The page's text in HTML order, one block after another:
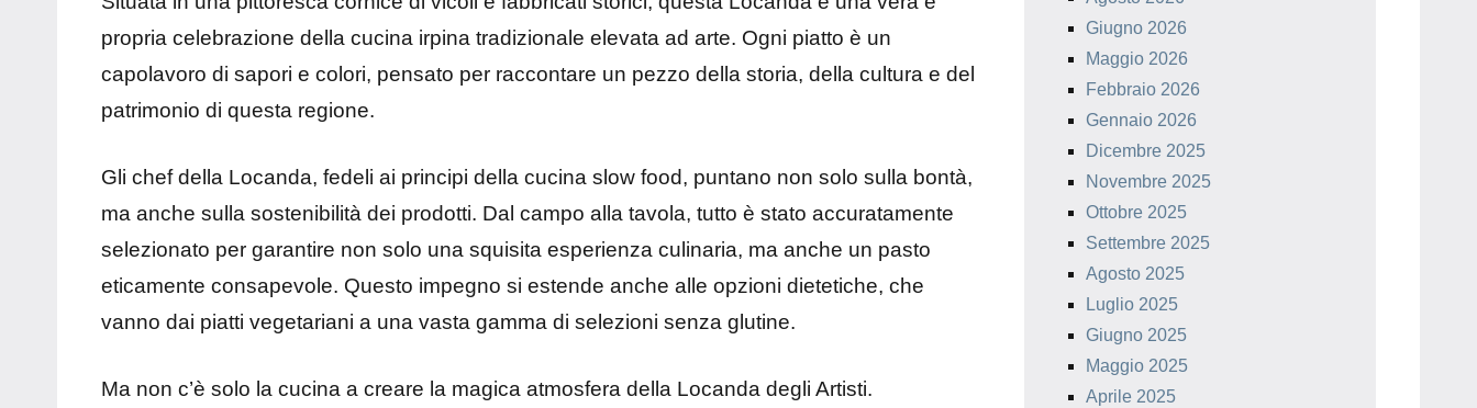
propria celebrazione della cucina irpina tradizionale elevata ad arte. Ogni piatto è un
capolavoro di sapori e colori, pensato per raccontare un pezzo della storia, della cultura e del
patrimonio di questa regione.
Gli chef della Locanda, fedeli ai principi della cucina slow food, puntano non solo sulla bontà,
ma anche sulla sostenibilità dei prodotti. Dal campo alla tavola, tutto è stato accuratamente
selezionato per garantire non solo una squisita esperienza culinaria, ma anche un pasto
eticamente consapevole. Questo impegno si estende anche alle opzioni dietetiche, che
vanno dai piatti vegetariani a una vasta gamma di selezioni senza glutine.
Ma non c’è solo la cucina a creare la magica atmosfera della Locanda degli Artisti.
Giugno 2026
Maggio 2026
Febbraio 2026
Gennaio 2026
Dicembre 2025
Novembre 2025
Ottobre 2025
Settembre 2025
Agosto 2025
Luglio 2025
Giugno 2025
Maggio 2025
Aprile 2025